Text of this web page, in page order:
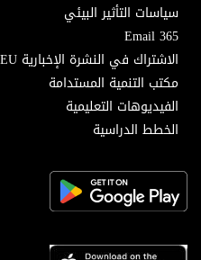
سياسات التأثير البيئي
Email 365
الاشتراك في النشرة الإخبارية MEU
مكتب التنمية المستدامة
الفيديوهات التعليمية
الخطط الدراسية